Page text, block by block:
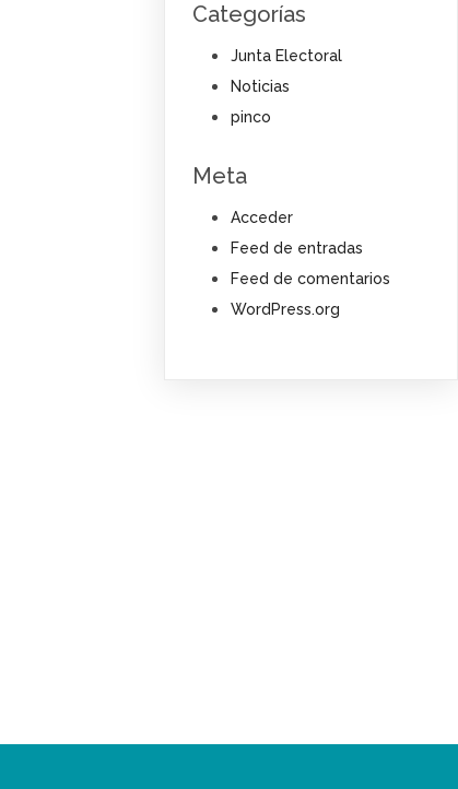
Categorías
Junta Electoral
Noticias
pinco
Meta
Acceder
Feed de entradas
Feed de comentarios
WordPress.org